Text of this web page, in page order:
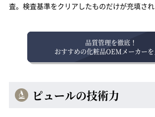
査。検査基準をクリアしたものだけが充填され
品質管理を徹底！
おすすめの化粧品OEMメーカーを
ピュールの技術力